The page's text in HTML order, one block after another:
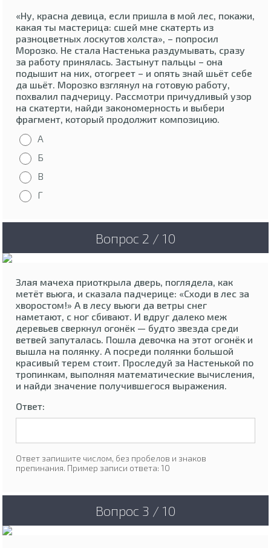
«Ну, красна девица, если пришла в мой лес, покажи,
какая ты мастерица: сшей мне скатерть из
разноцветных лоскутов холста», – попросил
Морозко. Не стала Настенька раздумывать, сразу
за работу принялась. Застынут пальцы – она
подышит на них, отогреет – и опять знай шьёт себе
да шьёт. Морозко взглянул на готовую работу,
похвалил падчерицу. Рассмотри причудливый узор
на скатерти, найди закономерность и выбери
фрагмент, который продолжит композицию.
А
Б
В
Г
Вопрос 2 / 10
Злая мачеха приоткрыла дверь, поглядела, как
метёт вьюга, и сказала падчерице: «Сходи в лес за
хворостом!» А в лесу вьюги да ветры снег
наметают, с ног сбивают. И вдруг далеко меж
деревьев сверкнул огонёк — будто звезда среди
ветвей запуталась. Пошла девочка на этот огонёк и
вышла на полянку. А посреди полянки большой
красивый терем стоит. Проследуй за Настенькой по
тропинкам, выполняя математические вычисления,
и найди значение получившегося выражения.
Ответ:
Ответ запишите числом, без пробелов и знаков
препинания. Пример записи ответа: 10
Вопрос 3 / 10